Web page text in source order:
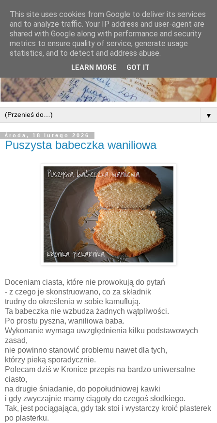
▼
środa, 18 lutego 2026
Puszysta babeczka waniliowa
Doceniam ciasta, które nie prowokują do pytań
- z czego je skonstruowano, co za składnik
trudny do określenia w sobie kamuflują.
Ta babeczka nie wzbudza żadnych wątpliwości.
Po prostu pyszna, waniliowa baba.
Wykonanie wymaga uwzględnienia kilku podstawowych
zasad,
nie powinno stanowić problemu nawet dla tych,
którzy pieką sporadycznie.
Polecam dziś w Kronice przepis na bardzo uniwersalne
ciasto,
na drugie śniadanie, do popołudniowej kawki
i gdy zwyczajnie mamy ciągoty do czegoś słodkiego.
Tak, jest pociągająca, gdy tak stoi i wystarczy kroić plasterek
po plasterku.
This site uses cookies from Google to deliver its services
and to analyze traffic. Your IP address and user-agent are
shared with Google along with performance and security
metrics to ensure quality of service, generate usage
statistics, and to detect and address abuse.
LEARN MORE GOT IT